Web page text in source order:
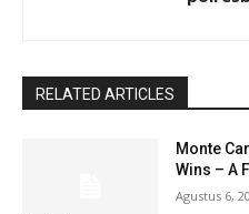
RELATED ARTICLES
Monte
Wins – A
Agustus 6,